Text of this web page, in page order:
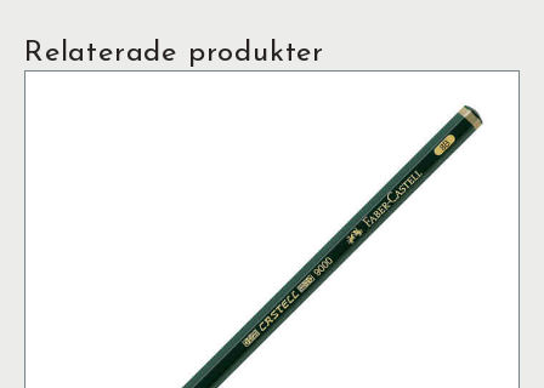
Relaterade produkter